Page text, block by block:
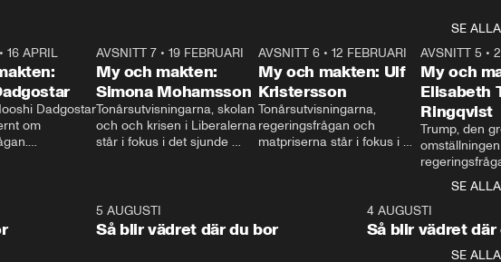
SE ALLA
16 APRIL
Dadgostar
om
i val. Ska vi
sitter vi förstås
24:30
AVSNITT 7• 19 FEBRUARI
My och makten:
Simona Mohamsson
Tonårsutvisningarna, skolan
och och krisen i Liberalerna
står i fokus i det sjunde
kommentator My
Rohwedder ställer
utbildnings- och
27:30
AVSNITT 6 •12 FEBRUARI
My och makten: Ulf
Kristersson
Tonårsutvisningarna,
regeringsfrågan och
matpriserna står i fokus i
Rohwedder ställer
statsminister Ulf Kristersson
AVSNITT 5 •
My och
Elisabeth
Ringqvist
Trump, den
centrum i
avsnittet av
Makten”. Se
Aftonbladets
SE ALLA
5 AUGUSTI
Så blir vädret där du bor
4 AUGUSTI
Så blir vädret där
SE ALLA